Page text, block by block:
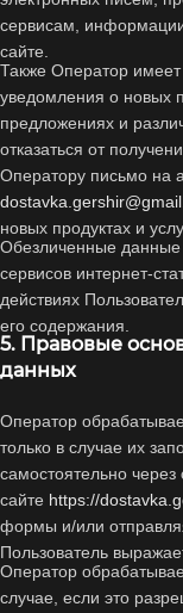
сервисам,
сайте.
Также Оператор
уведомления о новых
предложениях и
отказаться от
Оператору письмо на
новых продуктах и
Обезличенные
сервисов интернет-
действиях
его содержания.
5. Правовые
данных
Оператор
только в случае их
самостоятельно
сайте https://
формы и/или
Пользователь
Оператор
случае, если это